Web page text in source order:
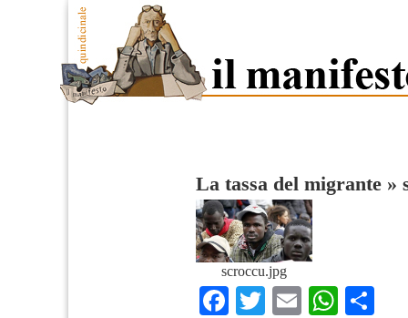
La tassa del migrante »
scroccu.jpg
Facebook
TwitterEmail